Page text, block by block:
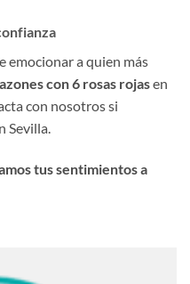
emocionar a quien más
con 6 rosas rojasen
con nosotros si
Sevilla.
tus sentimientos a